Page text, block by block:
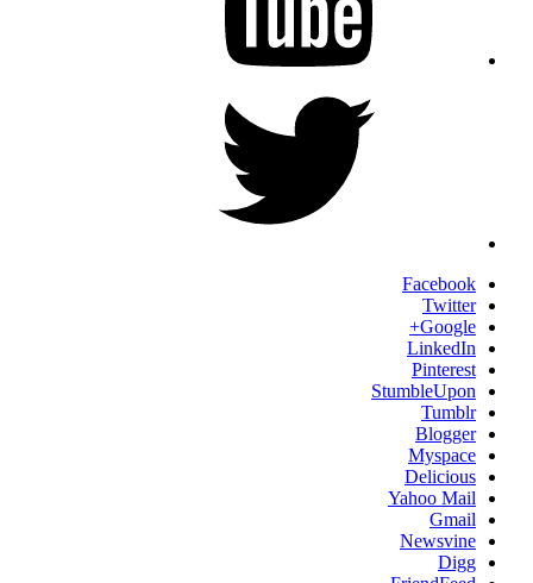
Facebook
Twitter
Google+
LinkedIn
Pinterest
StumbleUpon
Tumblr
Blogger
Myspace
Delicious
Yahoo Mail
Gmail
Newsvine
Digg